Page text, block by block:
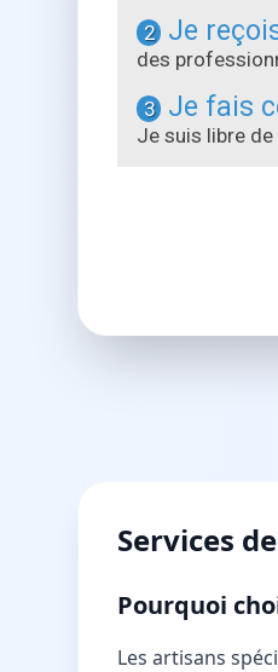
2 Je
des
3 Je fais
Je suis libre
Services de
Pourquoi
Les artisans